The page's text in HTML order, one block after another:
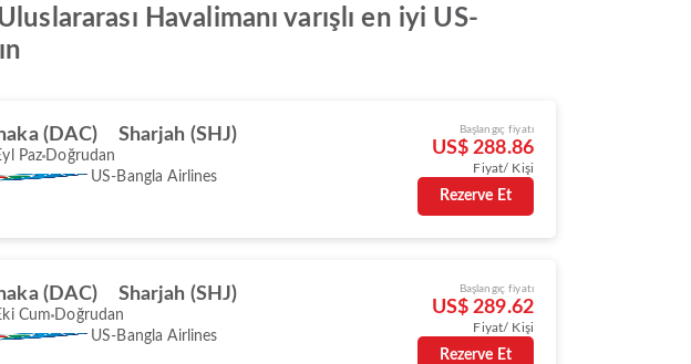
Havalimanı varışlı en iyi US-
(DAC) Sharjah (SHJ)
Paz Doğrudan
US-Bangla Airlines
Başlangıç fiyatı
US$ 288.86
Fiyat/ Kişi
Rezerve Et
(DAC) Sharjah (SHJ)
Cum Doğrudan
US-Bangla Airlines
Başlangıç fiyatı
US$ 289.62
Fiyat/ Kişi
Rezerve Et